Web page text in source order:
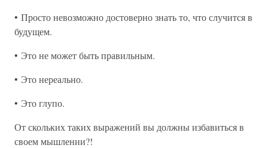
• Просто невозможно достоверно знать то, что случится в
будущем.
• Это не может быть правильным.
• Это нереально.
• Это глупо.
От скольких таких выражений вы должны избавиться в
своем мышлении?!